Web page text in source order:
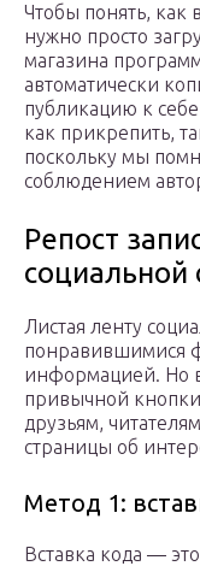
Чтобы понять, как
нужно просто
магазина
автоматически
публикацию к
как прикрепить,
поскольку мы
соблюдением
Репост
социальной
Листая ленту
понравившимися
информацией. Но
привычной
друзьям,
страницы об
Метод 1:
Вставка кода —